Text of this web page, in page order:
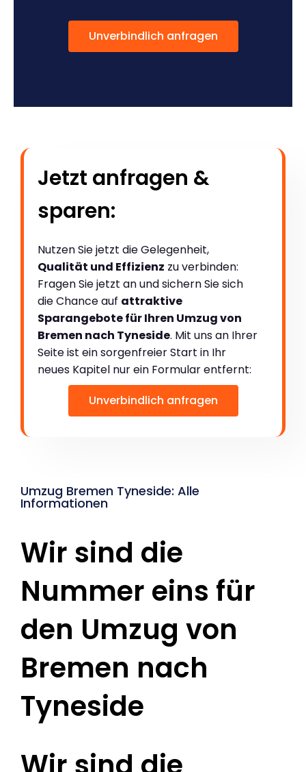
Unverbindlich anfragen
Jetzt anfragen &
sparen:
Nutzen Sie jetzt die Gelegenheit,
Qualität und Effizienz zu verbinden:
Fragen Sie jetzt an und sichern Sie sich
die Chance auf attraktive
Sparangebote für Ihren Umzug von
Bremen nach Tyneside. Mit uns an Ihrer
Seite ist ein sorgenfreier Start in Ihr
neues Kapitel nur ein Formular entfernt:
Unverbindlich anfragen
Umzug Bremen Tyneside: Alle
Informationen
Wir sind die
Nummer eins für
den Umzug von
Bremen nach
Tyneside